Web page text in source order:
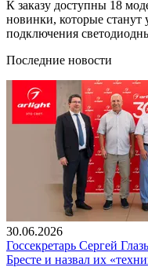
К заказу доступны 18
новинки, которые
подключения
Последние новости
30.06.2026
Госсекретарь Сергей
Бресте и назвал их